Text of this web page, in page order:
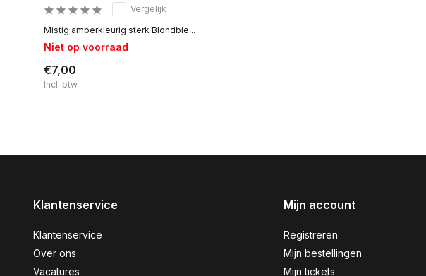
Vergelijk
Mistig amberkleurig sterk Blondbie...
Niet op voorraad
€7,00
Incl. btw
Klantenservice
Klantenservice
Over ons
Vacatures
Mijn account
Registreren
Mijn bestellingen
Mijn tickets